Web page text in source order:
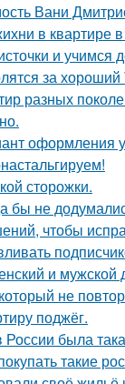
Вани
в квартире
и учимся
за хороший
разных
сторожки.
бы не
чтобы
и мужской
не
поджёг.
была
такие